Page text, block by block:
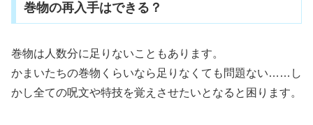
巻物の再入手はできる？
巻物は人数分に足りないこともあります。
かまいたちの巻物くらいなら足りなくても問題ない……し
かし全ての呪文や特技を覚えさせたいとなると困ります。